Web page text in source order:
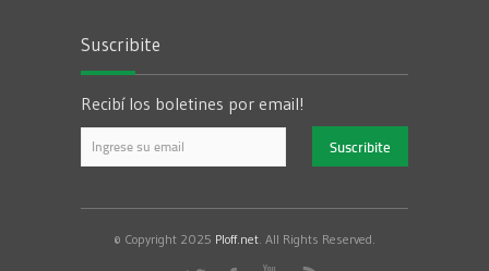
Suscribite
Recibí los boletines por email!
© Copyright 2025 Ploff.net. All Rights Reserved.